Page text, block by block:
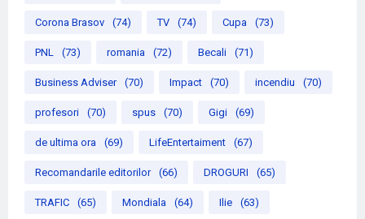
Corona Brasov (74) TV (74) Cupa (73)
PNL (73) romania (72) Becali (71)
Business Adviser (70) Impact (70) incendiu (70)
profesori (70) spus (70) Gigi (69)
de ultima ora (69) LifeEntertaiment (67)
Recomandarile editorilor (66) DROGURI (65)
TRAFIC (65) Mondiala (64) Ilie (63)